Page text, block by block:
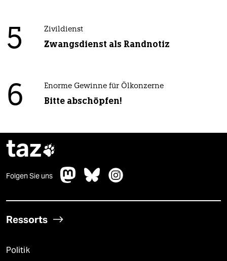
5 Zivildienst
Zwangsdienst als Randnotiz
6 Enorme Gewinne für Ölkonzerne
Bitte abschöpfen!
taz
Folgen Sie uns
Ressorts
Politik